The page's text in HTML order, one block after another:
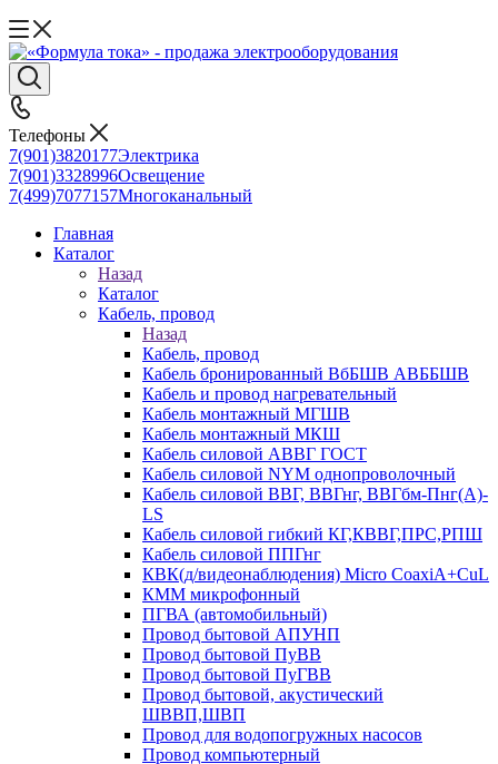
Телефоны
7(901)3820177Электрика
7(901)3328996Освещение
7(499)7077157Многоканальный
Главная
Каталог
Назад
Каталог
Кабель, провод
Назад
Кабель, провод
Кабель бронированный ВбБШВ АВББШВ
Кабель и провод нагревательный
Кабель монтажный МГШВ
Кабель монтажный МКШ
Кабель силовой АВВГ ГОСТ
Кабель силовой NYM однопроволочный
Кабель силовой ВВГ, ВВГнг, ВВГбм-Пнг(А)-
LS
Кабель силовой гибкий КГ,КВВГ,ПРС,РПШ
Кабель силовой ППГнг
КВК(д/видеонаблюдения) Micro CoaxiA+CuL
КММ микрофонный
ПГВА (автомобильный)
Провод бытовой АПУНП
Провод бытовой ПуВВ
Провод бытовой ПуГВВ
Провод бытовой, акустический
ШВВП,ШВП
Провод для водопогружных насосов
Провод компьютерный